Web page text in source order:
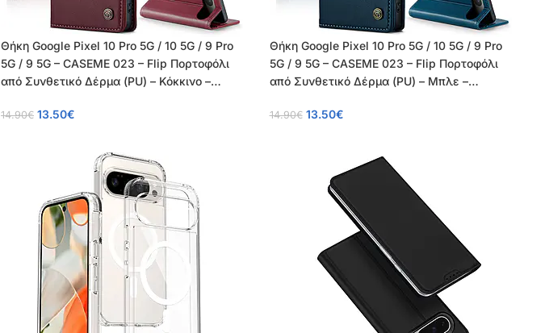
Θήκη Google Pixel 10 Pro 5G / 10 5G / 9 Pro
5G / 9 5G – CASEME 023 – Flip Πορτοφόλι
από Συνθετικό Δέρμα (PU) – Κόκκινο –
14.90€ 13.50€
Θήκη Google Pixel 10 Pro 5G / 10 5G / 9 Pro
5G / 9 5G – CASEME 023 – Flip Πορτοφόλι
από Συνθετικό Δέρμα (PU) – Μπλε –
14.90€ 13.50€